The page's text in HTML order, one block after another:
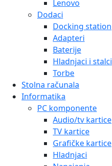
Lenovo
Dodaci
Docking station
Adapteri
Baterije
Hladnjaci i stalci
Torbe
Stolna računala
Informatika
PC komponente
Audio/tv kartice
TV kartice
Grafičke kartice
Hladnjaci